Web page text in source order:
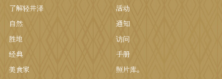
了解轻井泽
自然
胜地
经典
美食家
活动
通知
访问
手册
照片库。